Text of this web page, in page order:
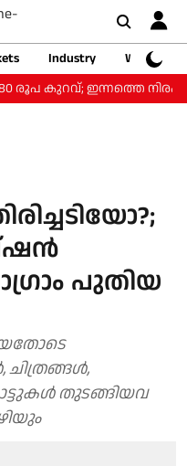
Industry
Web
കുറവ്; ഇന്നത്തെ
പുതിയ
തുടങ്ങിയവ